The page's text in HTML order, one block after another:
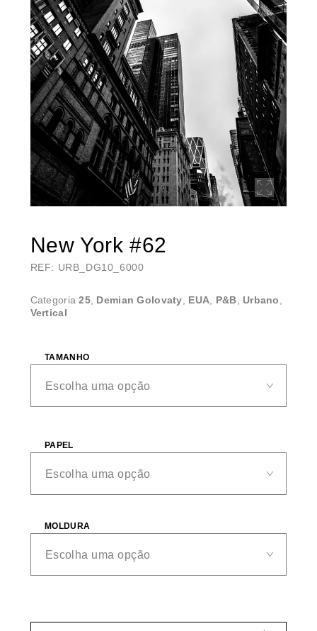
New York #62
REF: URB_DG10_6000
Categoria25, Demian Golovaty, EUA, P&B, Urbano,
Vertical
TAMANHO
PAPEL
MOLDURA